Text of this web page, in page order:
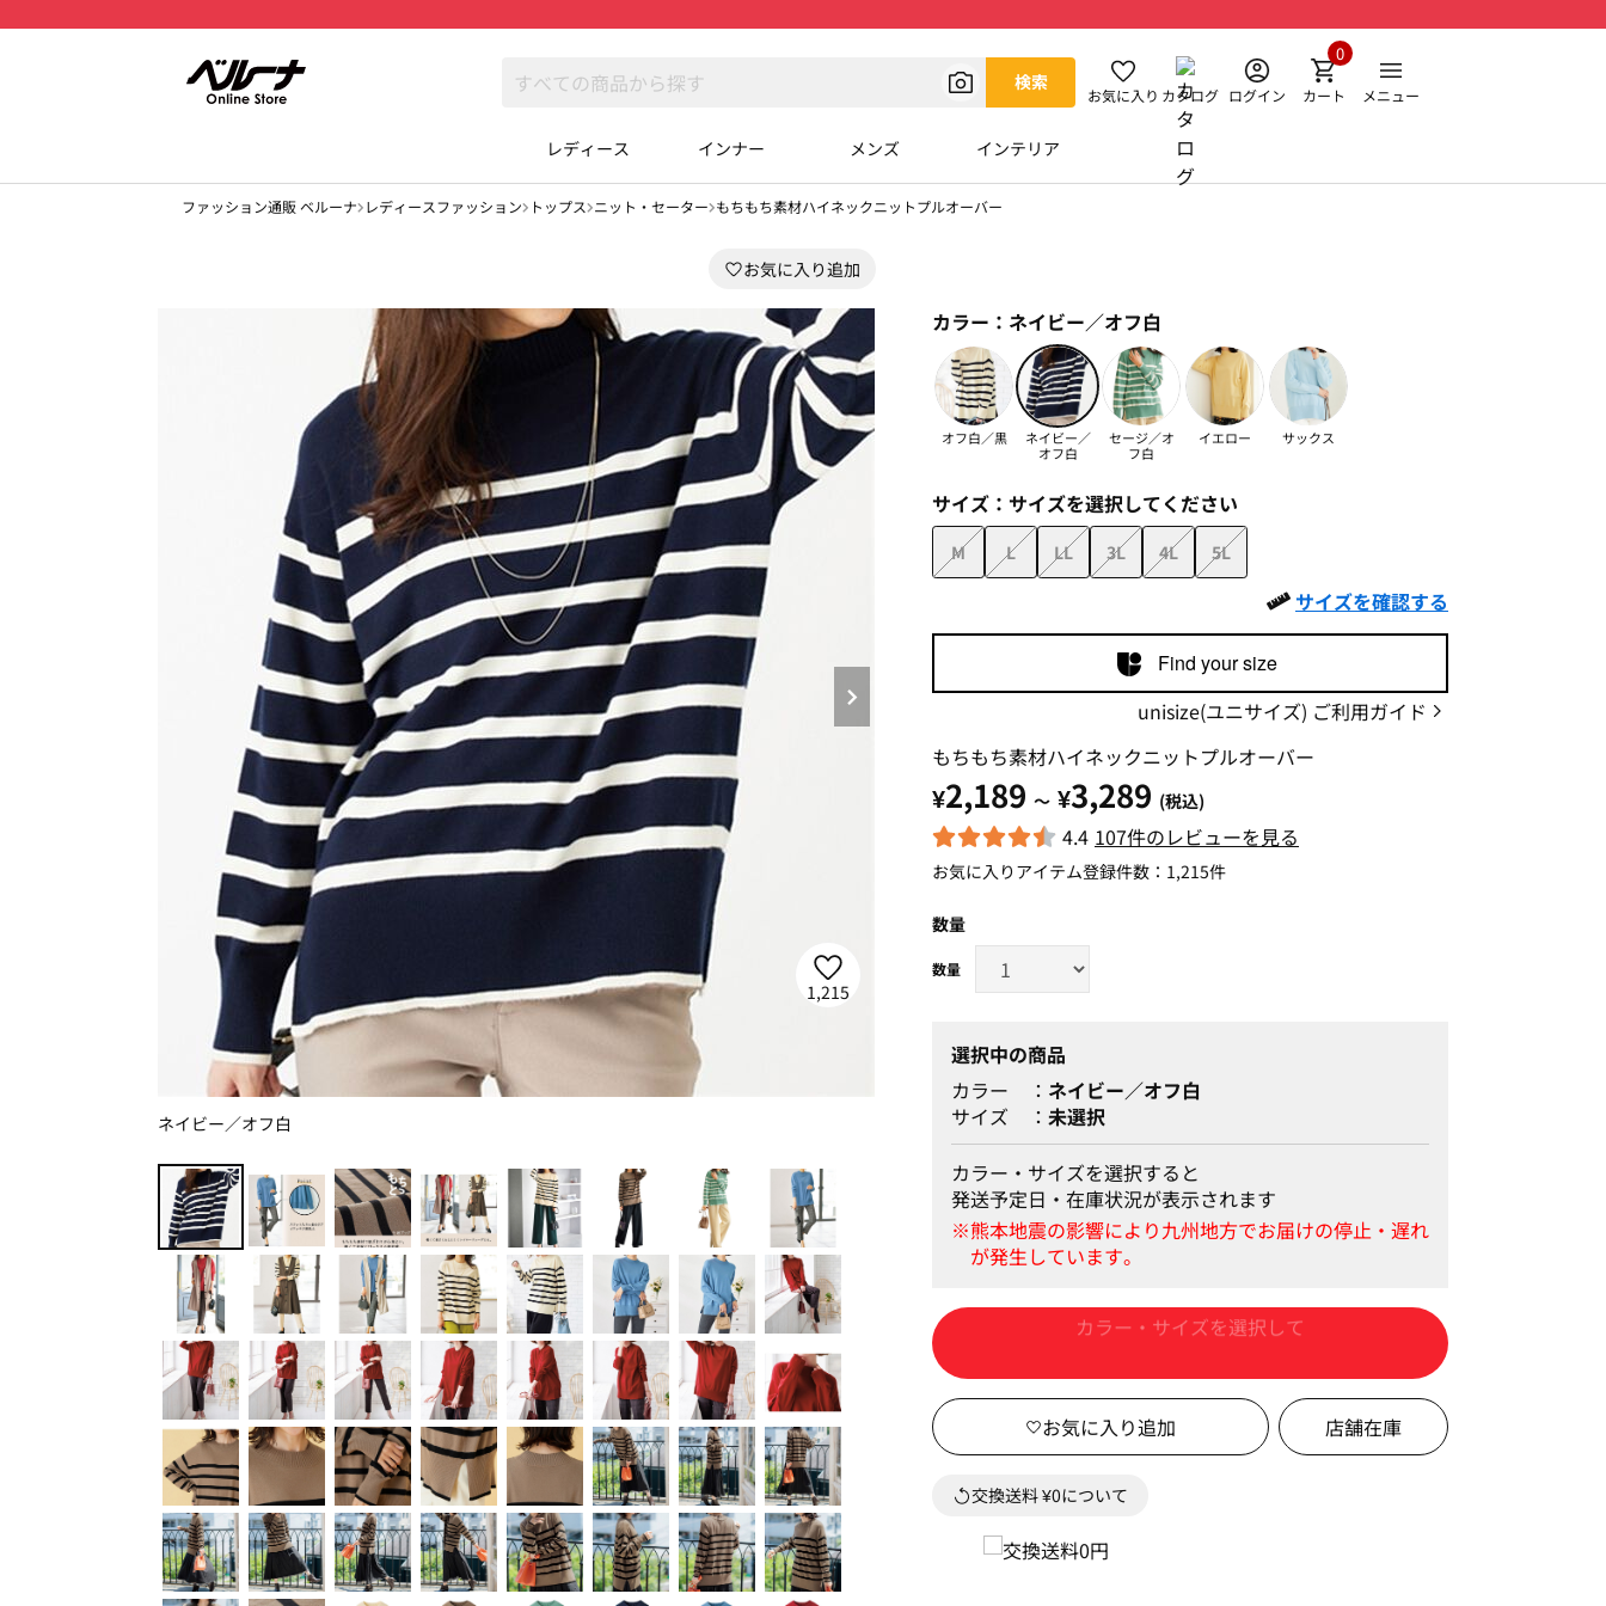
検索
お気に入り カタログ ログイン カート
0
メニュー
レディース インナー メンズ インテリア
ファッション通販 ベルーナ レディースファッション トップス ニット・セーター もちもち素材ハイネックニットプルオーバー
1,215
ネイビー／オフ白
カラー： ネイビー／オフ白
オフ白／黒
ネイビー／
オフ白
セージ／オ
フ白
イエロー サックス
サイズ： サイズを選択してください
M L LL 3L 4L 5L
サイズを確認する
Find your size
unisize(ユニサイズ) ご利用ガイド
もちもち素材ハイネックニットプルオーバー
¥2,189 ～ ¥3,289 (税込)
4.4 107件のレビューを見る
お気に入りアイテム登録件数： 1,215件
数量
選択中の商品
カラー
ネイビー／オフ白
サイズ
未選択
カラー・サイズを選択すると
発送予定日・在庫状況が表示されます
カートに入れる
店舗在庫
交換送料 ¥0について